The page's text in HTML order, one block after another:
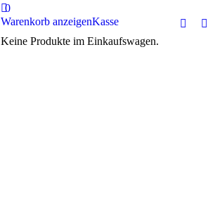
0
Warenkorb anzeigenKasse
Keine Produkte im Einkaufswagen.